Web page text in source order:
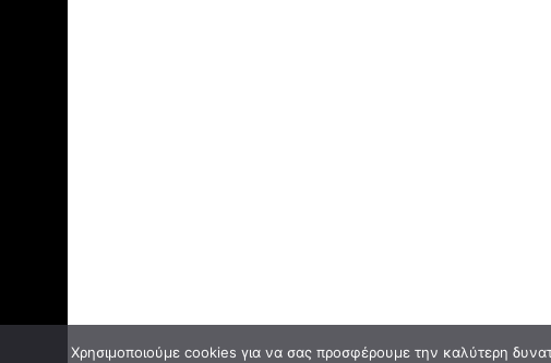
Χρησιμοποιούμε cookies για να σας προσφέρουμε την καλύτερη